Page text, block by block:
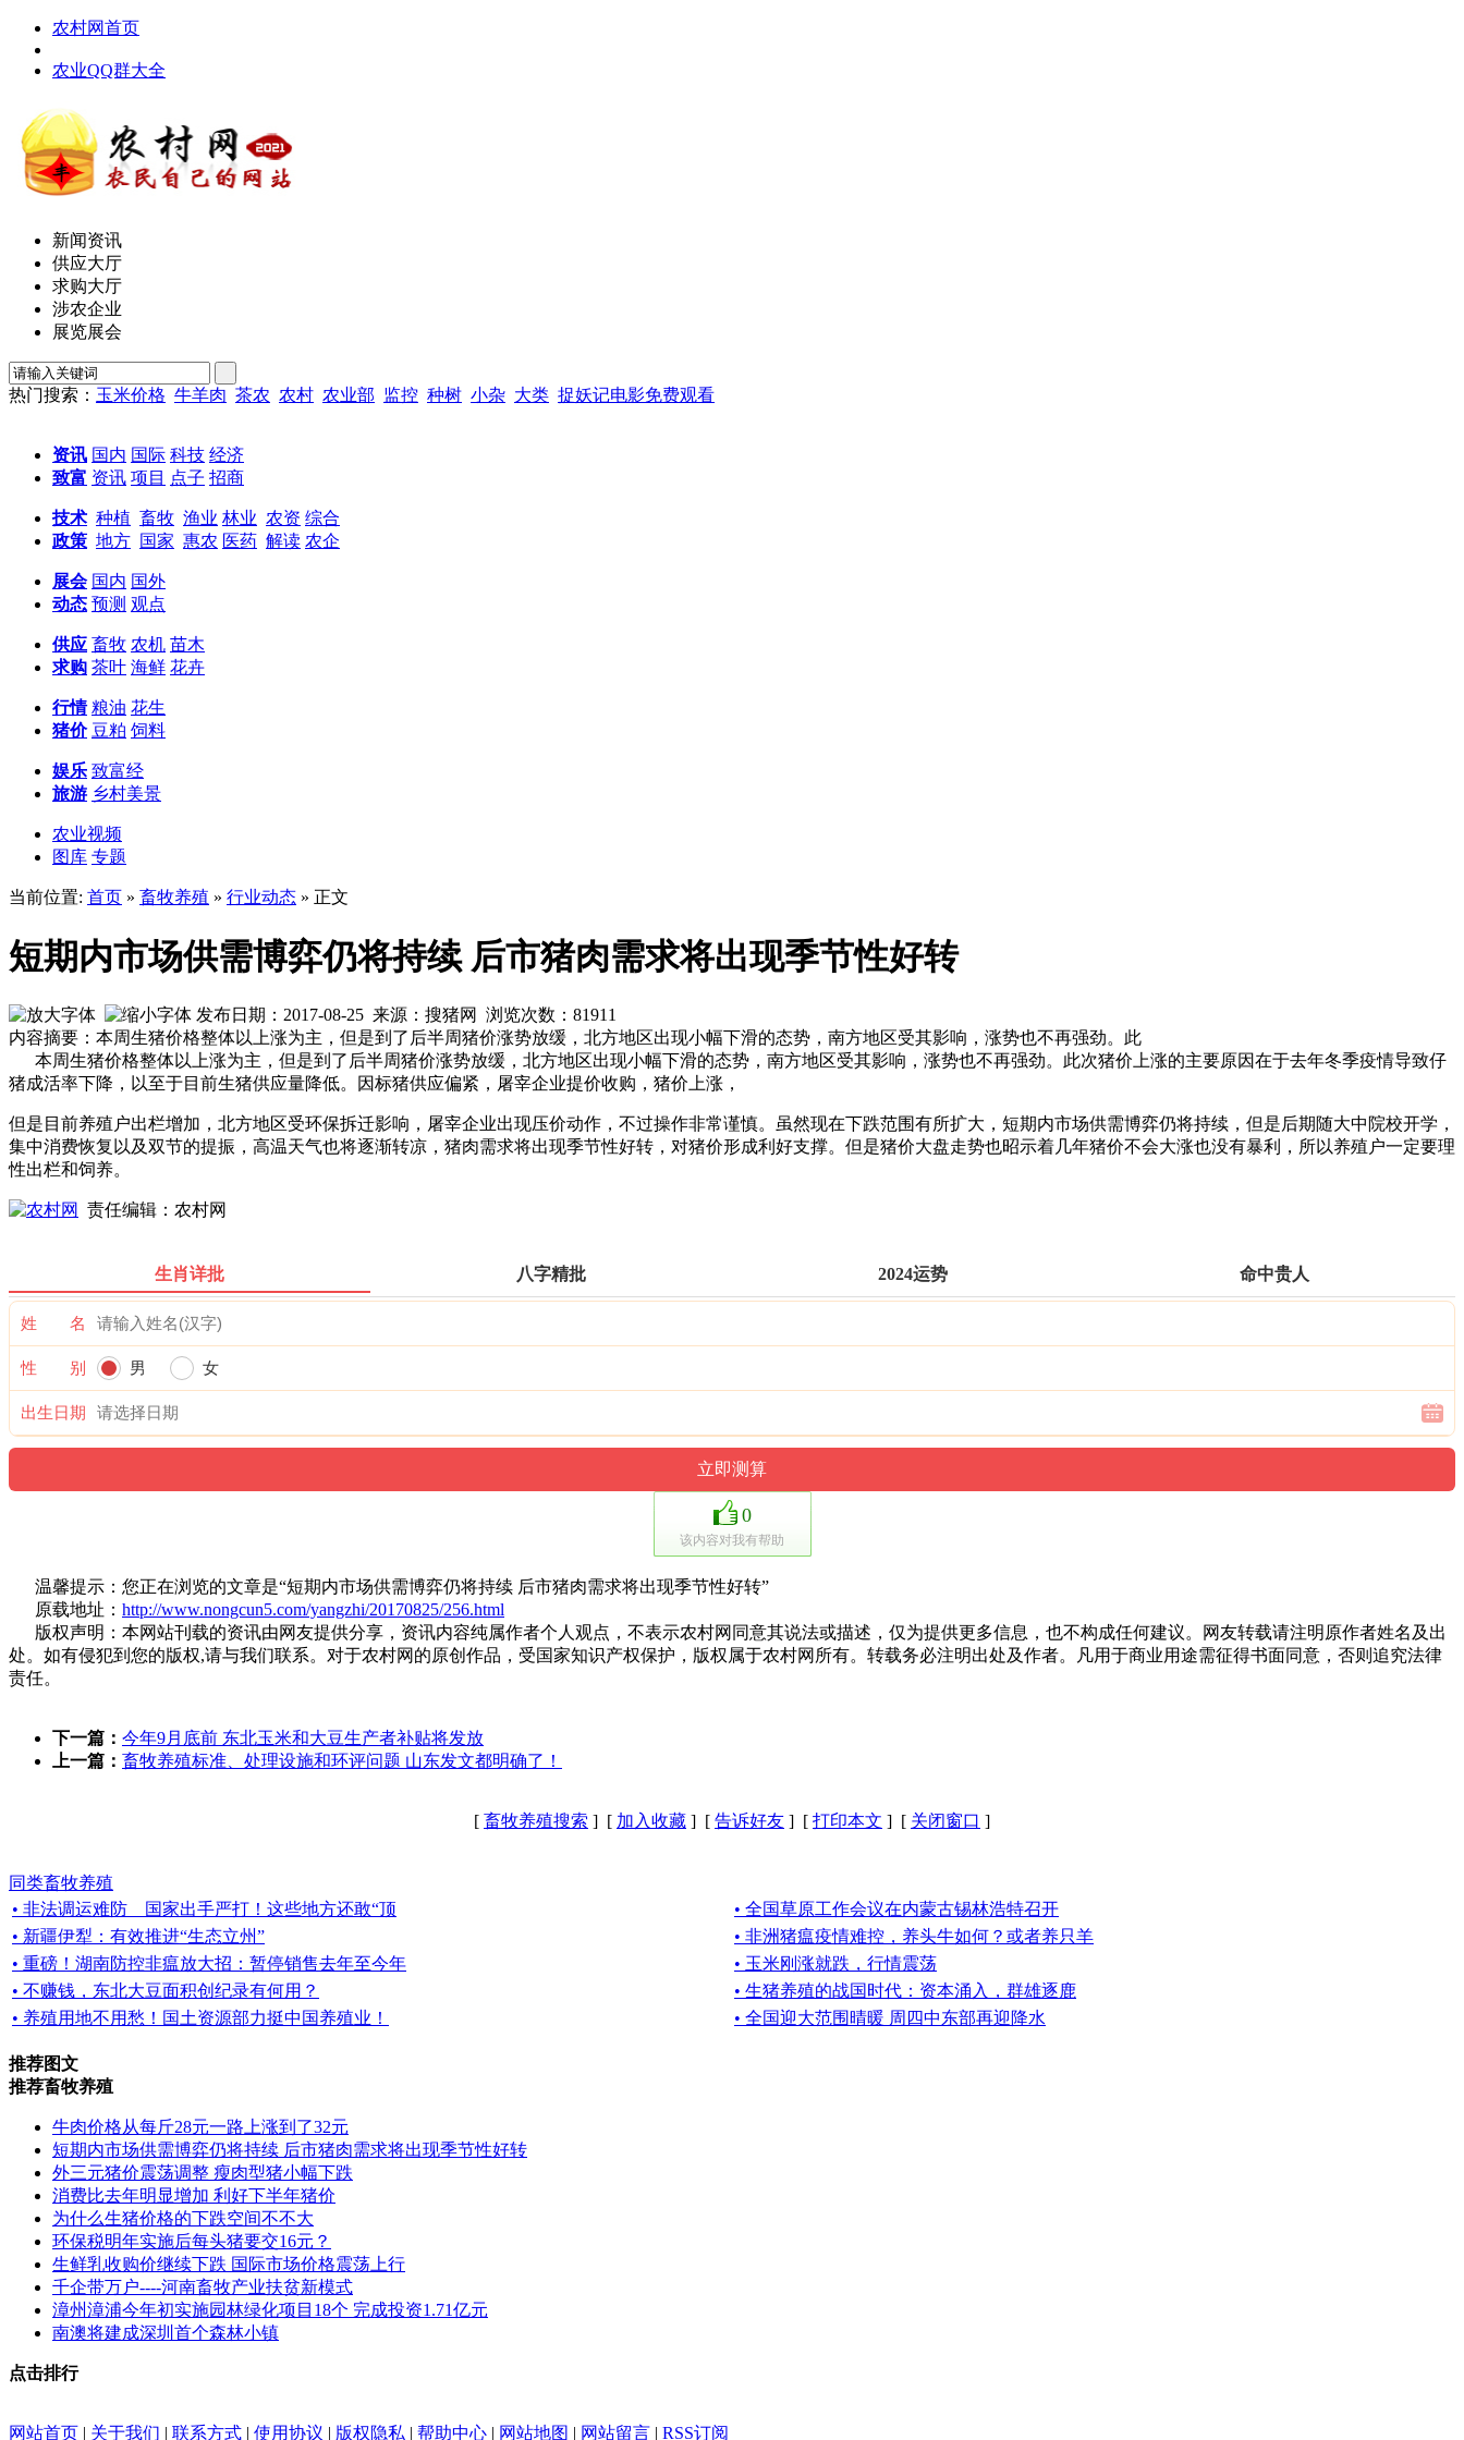
农村网首页
农业QQ群大全
新闻资讯
供应大厅
求购大厅
涉农企业
展览展会
热门搜索： 玉米价格 牛羊肉 茶农 农村 农业部 监控 种树 小杂 大类 捉妖记电影免费观看
资讯 国内 国际 科技 经济
致富 资讯 项目 点子 招商
技术 种植 畜牧 渔业 林业 农资 综合
政策 地方 国家 惠农 医药 解读 农企
展会 国内 国外
动态 预测 观点
供应 畜牧 农机 苗木
求购 茶叶 海鲜 花卉
行情 粮油 花生
猪价 豆粕 饲料
娱乐 致富经
旅游 乡村美景
农业视频
图库 专题
当前位置: 首页 » 畜牧养殖 » 行业动态 » 正文
短期内市场供需博弈仍将持续 后市猪肉需求将出现季节性好转
发布日期：2017-08-25 来源：搜猪网 浏览次数： 81911
内容摘要：本周生猪价格整体以上涨为主，但是到了后半周猪价涨势放缓，北方地区出现小幅下滑的态势，南方地区受其影响，涨势也不再强劲。此
本周生猪价格整体以上涨为主，但是到了后半周猪价涨势放缓，北方地区出现小幅下滑的态势，南方地区受其影响，涨势也不再强劲。此次猪价上涨的主要原因在于去年冬季疫情导致仔
猪成活率下降，以至于目前生猪供应量降低。因标猪供应偏紧，屠宰企业提价收购，猪价上涨，
但是目前养殖户出栏增加，北方地区受环保拆迁影响，屠宰企业出现压价动作，不过操作非常谨慎。虽然现在下跌范围有所扩大，短期内市场供需博弈仍将持续，但是后期随大中院校开学，
集中消费恢复以及双节的提振，高温天气也将逐渐转凉，猪肉需求将出现季节性好转，对猪价形成利好支撑。但是猪价大盘走势也昭示着几年猪价不会大涨也没有暴利，所以养殖户一定要理
性出栏和饲养。
责任编辑：农村网
生肖详批 八字精批 2024运势 命中贵人
姓 名
性 别 男 女
出生日期
0
该内容对我有帮助
温馨提示：您正在浏览的文章是“短期内市场供需博弈仍将持续 后市猪肉需求将出现季节性好转”
原载地址： http://www.nongcun5.com/yangzhi/20170825/256.html
版权声明：本网站刊载的资讯由网友提供分享，资讯内容纯属作者个人观点，不表示农村网同意其说法或描述，仅为提供更多信息，也不构成任何建议。网友转载请注明原作者姓名及出
处。如有侵犯到您的版权,请与我们联系。对于农村网的原创作品，受国家知识产权保护，版权属于农村网所有。转载务必注明出处及作者。凡用于商业用途需征得书面同意，否则追究法律
责任。
下一篇： 今年9月底前 东北玉米和大豆生产者补贴将发放
上一篇： 畜牧养殖标准、处理设施和环评问题 山东发文都明确了！
[ 畜牧养殖搜索 ] [ 加入收藏 ] [ 告诉好友 ] [ 打印本文 ] [ 关闭窗口 ]
同类畜牧养殖
• 非法调运难防 国家出手严打！这些地方还敢“顶
• 全国草原工作会议在内蒙古锡林浩特召开
• 新疆伊犁：有效推进“生态立州”
• 非洲猪瘟疫情难控，养头牛如何？或者养只羊
• 重磅！湖南防控非瘟放大招：暂停销售去年至今年
• 玉米刚涨就跌，行情震荡
• 不赚钱，东北大豆面积创纪录有何用？
• 生猪养殖的战国时代：资本涌入，群雄逐鹿
• 养殖用地不用愁！国土资源部力挺中国养殖业！
• 全国迎大范围晴暖 周四中东部再迎降水
推荐图文
推荐畜牧养殖
牛肉价格从每斤28元一路上涨到了32元
短期内市场供需博弈仍将持续 后市猪肉需求将出现季节性好转
外三元猪价震荡调整 瘦肉型猪小幅下跌
消费比去年明显增加 利好下半年猪价
为什么生猪价格的下跌空间不不大
环保税明年实施后每头猪要交16元？
生鲜乳收购价继续下跌 国际市场价格震荡上行
千企带万户----河南畜牧产业扶贫新模式
漳州漳浦今年初实施园林绿化项目18个 完成投资1.71亿元
南澳将建成深圳首个森林小镇
点击排行
网站首页 | 关于我们 | 联系方式 | 使用协议 | 版权隐私 | 帮助中心 | 网站地图 | 网站留言 | RSS订阅